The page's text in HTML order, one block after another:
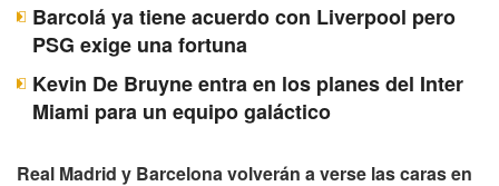
Barcolá ya tiene acuerdo con Liverpool pero
PSG exige una fortuna
Kevin De Bruyne entra en los planes del Inter
Miami para un equipo galáctico
Real Madrid y Barcelona volverán a verse las caras en